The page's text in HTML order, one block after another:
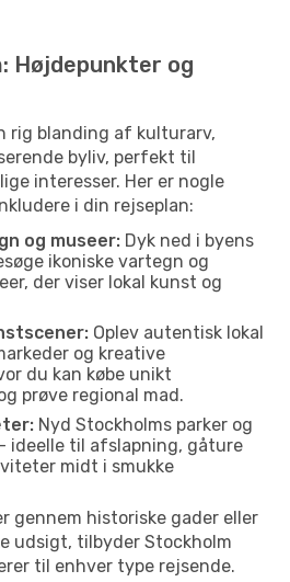
Højdepunkter og
rig blanding af kulturarv,
byliv, perfekt til
interesser. Her er nogle
i din rejseplan:
og museer: Dyk ned i byens
ikoniske vartegn og
der viser lokal kunst og
Oplev autentisk lokal
og kreative
du kan købe unikt
prøve regional mad.
Nyd Stockholms parker og
ideelle til afslapning, gåture
midt i smukke
gennem historiske gader eller
udsigt, tilbyder Stockholm
til enhver type rejsende.